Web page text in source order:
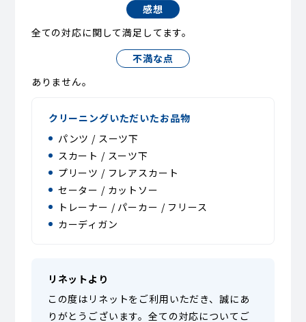
感想
全ての対応に関して満足してます。
不満な点
ありません。
クリーニングいただいたお品物
パンツ / スーツ下
スカート / スーツ下
プリーツ / フレアスカート
セーター / カットソー
トレーナー / パーカー / フリース
カーディガン
リネットより
この度はリネットをご利用いただき、誠にあ
りがとうございます。全ての対応についてご